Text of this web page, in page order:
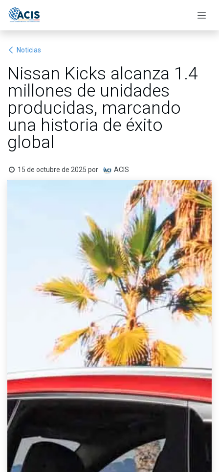
Noticias
Nissan Kicks alcanza 1.4
millones de unidades
producidas, marcando
una historia de éxito
global
15 de octubre de 2025 por ACIS